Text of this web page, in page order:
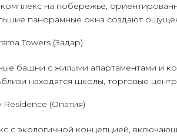
на побережье,
панорамные окна создают
Towers (Задар)
башни с жилыми апартаментами и
находятся школы, торговые
Residence (Опатия)
с экологичной концепцией,